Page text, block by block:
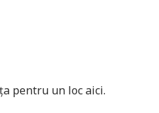
pentru un loc aici.